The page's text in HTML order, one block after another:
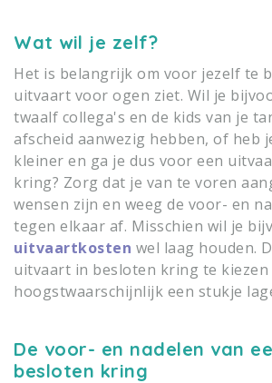
Wat wil je zelf?
Het is belangrijk om voor jezelf te
uitvaart voor ogen ziet. Wil je
twaalf collega's en de kids van je
afscheid aanwezig hebben, of heb
kleiner en ga je dus voor een
kring? Zorg dat je van te voren
wensen zijn en weeg de voor- en
tegen elkaar af. Misschien wil je
uitvaartkosten wel laag houden.
uitvaart in besloten kring te kiezen
hoogstwaarschijnlijk een stukje
De voor- en nadelen van
besloten kring